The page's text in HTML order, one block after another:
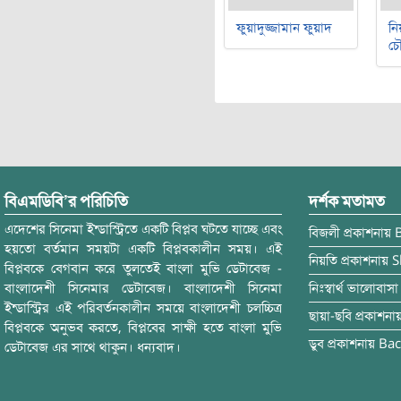
ফুয়াদুজ্জামান ফুয়াদ
বিএমডিবি’র পরিচিতি
এদেশের সিনেমা ইন্ডাস্ট্রিতে একটি বিপ্লব ঘটতে যাচ্ছে এবং
হয়তো বর্তমান সময়টা একটি বিপ্লবকালীন সময়। এই
বিপ্লবকে বেগবান করে তুলতেই বাংলা মুভি ডেটাবেজ -
বাংলাদেশী সিনেমার ডেটাবেজ। বাংলাদেশী সিনেমা
ইন্ডাস্ট্রির এই পরিবর্তনকালীন সময়ে বাংলাদেশী চলচ্চিত্র
বিপ্লবকে অনুভব করতে, বিপ্লবের সাক্ষী হতে বাংলা মুভি
ডেটাবেজ এর সাথে থাকুন। ধন্যবাদ।
দর্শক মতামত
বিজলী প্রকাশনায়
নিয়তি প্রকাশনায়
নিঃস্বার্থ ভালোবাসা
ছায়া-ছবি
ডুব প্রকাশনায়